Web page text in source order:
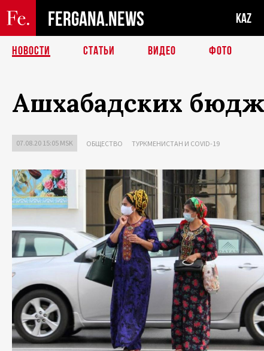
FERGANA.NEWS KAZ
НОВОСТИ СТАТЬИ ВИДЕО ФОТО
Ашхабадских
07.08.20 15:05 MSK ОБЩЕСТВО ТУРКМЕНИСТАН И COVID-19